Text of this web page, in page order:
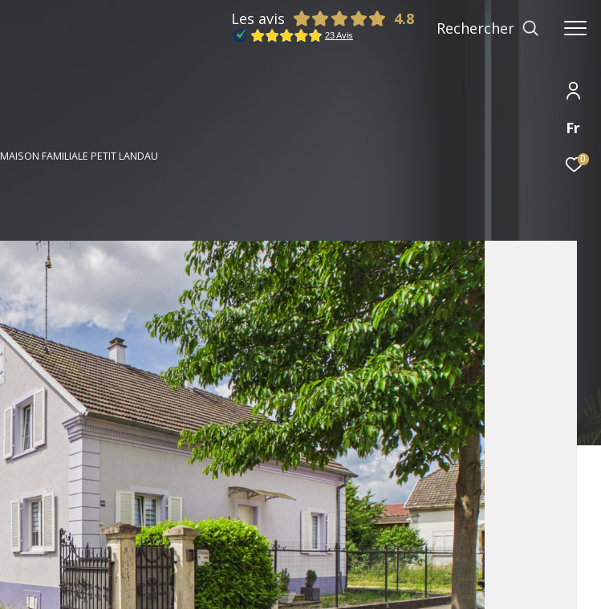
Fr
0
Les avis Rechercher
MAISON FAMILIALE PETIT LANDAU